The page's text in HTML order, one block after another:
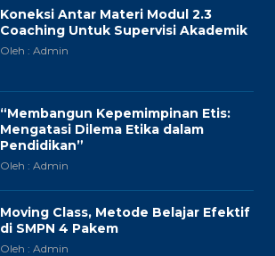
Koneksi Antar Materi Modul 2.3
Coaching Untuk Supervisi Akademik
Oleh : Admin
“Membangun Kepemimpinan Etis:
Mengatasi Dilema Etika dalam
Pendidikan”
Oleh : Admin
Moving Class, Metode Belajar Efektif
di SMPN 4 Pakem
Oleh : Admin